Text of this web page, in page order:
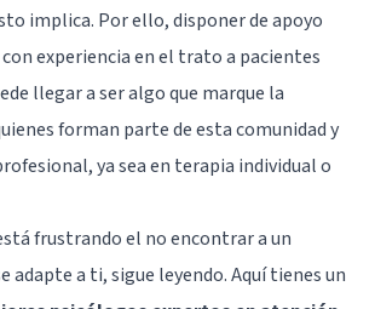
implica. Por ello, disponer de apoyo
experiencia en el trato a pacientes
llegar a ser algo que marque la
forman parte de esta comunidad y
ya sea en terapia individual o
frustrando el no encontrar a un
adapte a ti, sigue leyendo. Aquí tienes un